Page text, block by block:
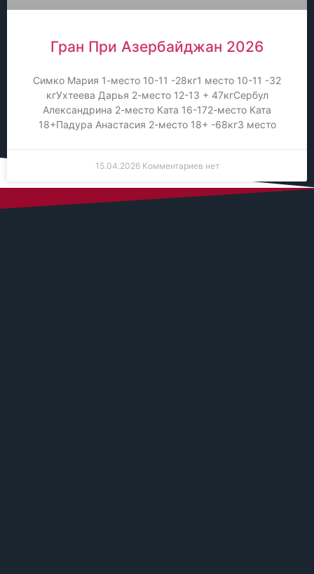
Гран При Азербайджан 2026
Симко Мария 1-место 10-11 -28кг1 место 10-11 -32
кгУхтеева Дарья 2-место 12-13 + 47кгСербул
Александрина 2-место Ката 16-172-место Ката
18+Падура Анастасия 2-место 18+ -68кг3 место
15.04.2026 Комментариев нет